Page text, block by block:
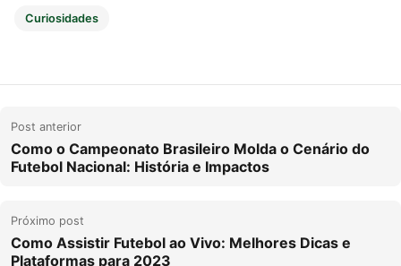
Curiosidades
Navegação de Post
Post anterior
Como o Campeonato Brasileiro Molda o Cenário do
Futebol Nacional: História e Impactos
Próximo post
Como Assistir Futebol ao Vivo: Melhores Dicas e
Plataformas para 2023